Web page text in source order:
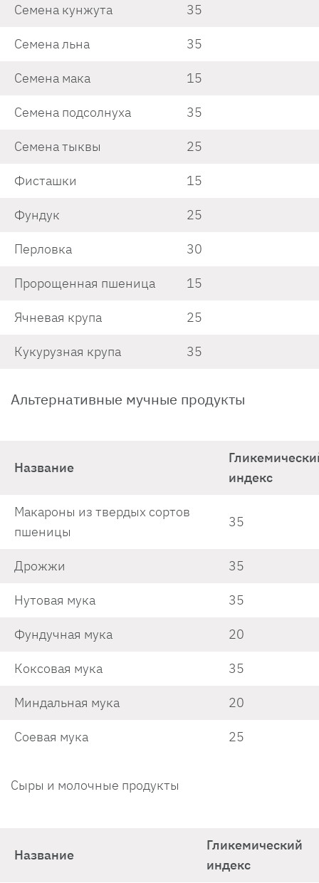
Семена кунжута 35
Семена льна 35
Семена мака 15
Семена подсолнуха 35
Семена тыквы 25
Фисташки 15
Фундук 25
Перловка 30
Пророщенная пшеница 15
Ячневая крупа 25
Кукурузная крупа 35
Альтернативные мучные продукты
Название
индекс
Макароны из твердых сортов
пшеницы
35
Дрожжи 35
Нутовая мука 35
Фундучная мука 20
Коксовая мука 35
Миндальная мука 20
Соевая мука 25
Сыры и молочные продукты
Название
Гликемический
индекс